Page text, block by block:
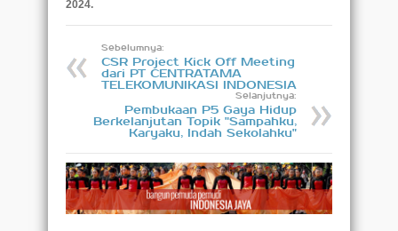
2024.
Sebelumnya:
CSR Project Kick Off Meeting
dari PT CENTRATAMA
TELEKOMUNIKASI INDONESIA
Selanjutnya:
Pembukaan P5 Gaya Hidup
Berkelanjutan Topik "Sampahku,
Karyaku, Indah Sekolahku"